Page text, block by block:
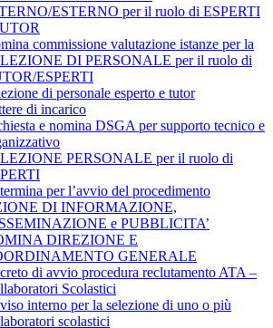
ESTERNO per il ruolo di ESPERTI
commissione valutazione istanze per la
DI PERSONALE per il ruolo di
ESPERTI
di personale esperto e tutor
di incarico
e nomina DSGA per supporto tecnico e
PERSONALE per il ruolo di
per l’avvio del procedimento
DI INFORMAZIONE,
e PUBBLICITA’
DIREZIONE E
GENERALE
di avvio procedura reclutamento ATA –
Scolastici
interno per la selezione di uno o più
scolastici